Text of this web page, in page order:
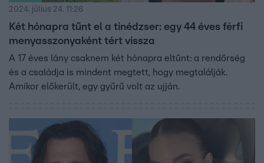
2024. július 24. 11:26
Két hónapra tűnt el a tinédzser: egy 44 éves férfi
menyasszonyaként tért vissza
A 17 éves lány csaknem két hónapra eltűnt: a rendőrség
és a családja is mindent megtett, hogy megtalálják.
Amikor előkerült, egy gyűrű volt az ujján.